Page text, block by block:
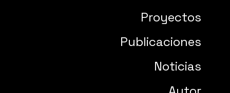
Proyectos
Publicaciones
Noticias